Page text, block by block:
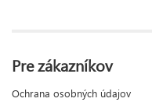
Pre zákazníkov
Ochrana osobných údajov